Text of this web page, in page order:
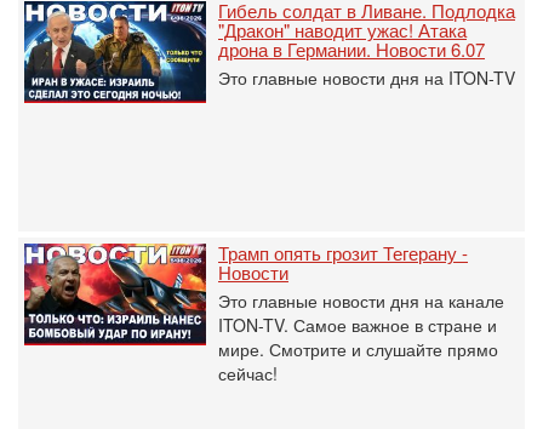
Гибель солдат в Ливане. Подлодка
"Дракон" наводит ужас! Атака
дрона в Германии. Новости 6.07
Это главные новости дня на ITON-TV
Трамп опять грозит Тегерану -
Новости
Это главные новости дня на канале
ITON-TV. Самое важное в стране и
мире. Смотрите и слушайте прямо
сейчас!